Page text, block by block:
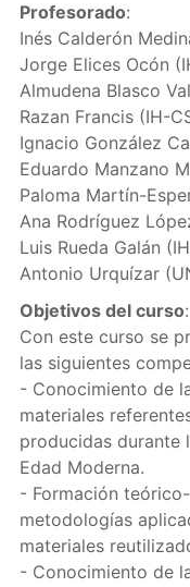
Profesorado:
Inés Calderón
Jorge Elices Ocón
Almudena Blasco
Razan Francis (IH-
Ignacio González
Eduardo Manzano
Paloma Martín-
Ana Rodríguez
Luis Rueda Galán
Antonio Urquízar
Objetivos del curso:
Con este curso se
las siguientes
- Conocimiento de
materiales
producidas durante
Edad Moderna.
- Formación
metodologías
materiales
- Conocimiento de